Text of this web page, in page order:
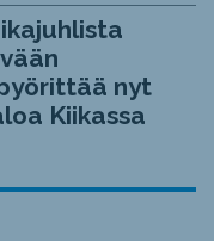
nyt
Kiikassa